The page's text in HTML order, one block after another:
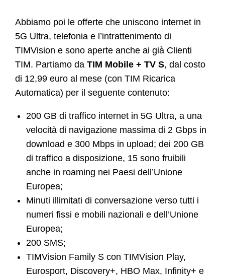
Abbiamo poi le offerte che uniscono internet in
5G Ultra, telefonia e l’intrattenimento di
TIMVision e sono aperte anche ai già Clienti
TIM. Partiamo daTIM Mobile + TV S, dal costo
di 12,99 euro al mese (con TIM Ricarica
Automatica) per il seguente contenuto:
200 GB di traffico internet in 5G Ultra, a una
velocità di navigazione massima di 2 Gbps in
download e 300 Mbps in upload; dei 200 GB
di traffico a disposizione, 15 sono fruibili
anche in roaming nei Paesi dell’Unione
Europea;
Minuti illimitati di conversazione verso tutti i
numeri fissi e mobili nazionali e dell’Unione
Europea;
200 SMS;
TIMVision Family S con TIMVision Play,
Eurosport, Discovery+, HBO Max, Infinity+ e